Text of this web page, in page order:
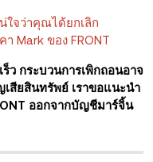
ใจว่าคุณได้ยกเลิก
Mark ของ FRONT
ว กระบวนการเพิกถอนอาจ
สียสินทรัพย์ เราขอแนะนำ
ออกจากบัญชีมาร์จิ้น